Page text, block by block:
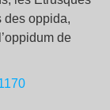
des oppida,
de